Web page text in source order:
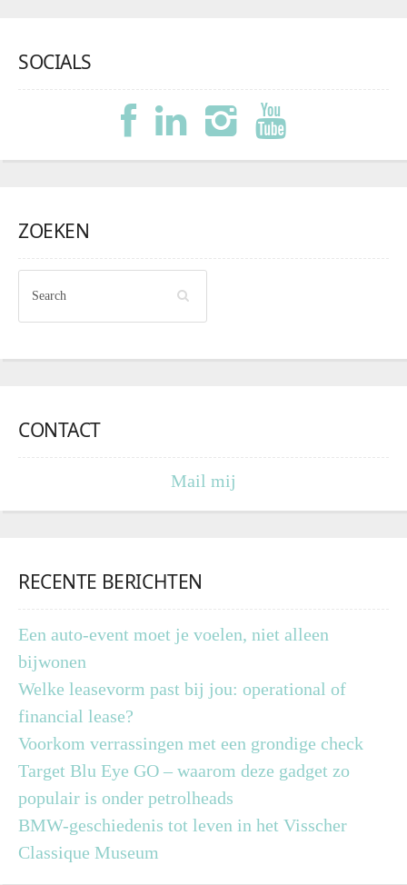
SOCIALS
ZOEKEN
CONTACT
Mail mij
RECENTE BERICHTEN
Een auto-event moet je voelen, niet alleen
bijwonen
Welke leasevorm past bij jou: operational of
financial lease?
Voorkom verrassingen met een grondige check
Target Blu Eye GO – waarom deze gadget zo
populair is onder petrolheads
BMW-geschiedenis tot leven in het Visscher
Classique Museum